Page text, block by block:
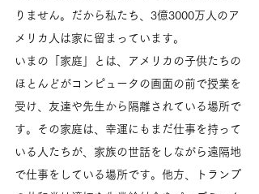
りません。だから私たち、3億3000万人のア
メリカ人は家に留まっています。
いまの「家庭」とは、アメリカの子供たちの
ほとんどがコンピュータの画面の前で授業を
受け、友達や先生から隔離されている場所で
す。その家庭は、幸運にもまだ仕事を持って
いる人たちが、家族の世話をしながら遠隔地
で仕事をしている場所です。他方、トランプ